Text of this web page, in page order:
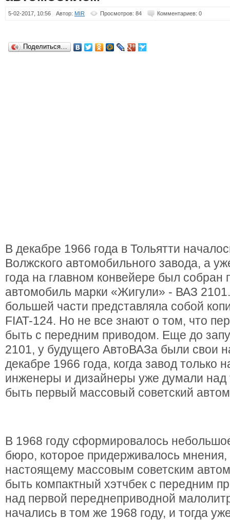
5-02-2017, 10:56 Автор: MIR Просмотров: 84 Комментариев: 0
Поделиться…
В декабре 1966 года в Тольятти
Волжского автомобильного завода, а
года на главном конвейере был
автомобиль марки «Жигули» - ВАЗ
большей части представляла собой
FIAT-124. Но не все знают о том, что
быть с передним приводом. Еще до
2101, у будущего АвтоВАЗа были свои
декабре 1966 года, когда завод только
инженеры и дизайнеры уже думали над
быть первый массовый советский
В 1968 году сформировалось
бюро, которое придерживалось
настоящему массовым советским
быть компактный хэтчбек с передним
над первой переднеприводной
начались в том же 1968 году, и тогда